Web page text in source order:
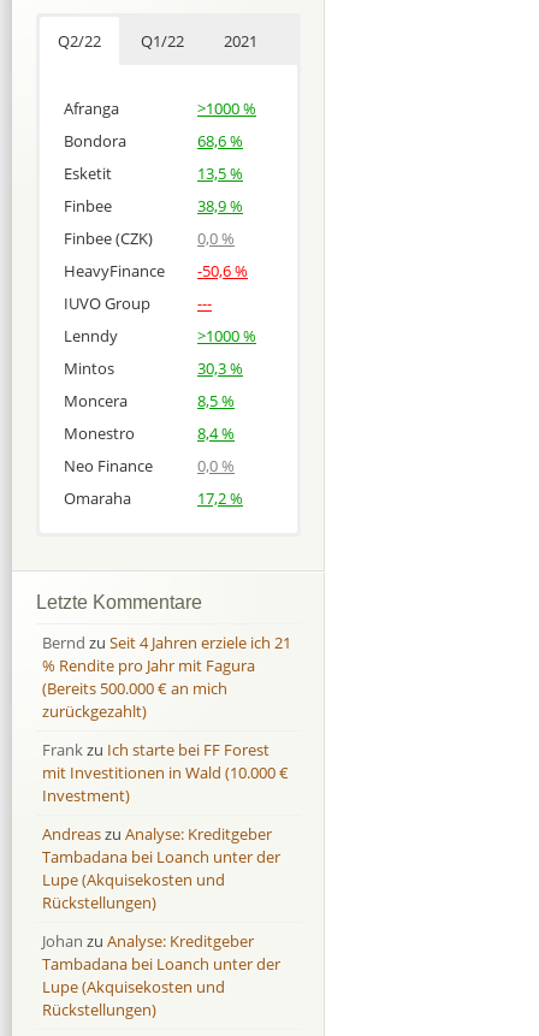
Q2/22 Q1/22 2021
Afranga
>1000 %
Bondora
68,6 %
Esketit
13,5 %
Finbee
38,9 %
Finbee (CZK)
0,0 %
HeavyFinance
-50,6 %
IUVO Group
---
Lenndy
>1000 %
Mintos
30,3 %
Moncera
8,5 %
Monestro
8,4 %
Neo Finance
0,0 %
Omaraha
17,2 %
Bondora
Finbee
43,2%
Finbee (CZK)
0,0 %
HeavyFinance
IUVO Group
-32,2 %
Lenndy
-314,6 %
Moncera
8,0 %
Monestro
9,1 %
Neo Finance
Omaraha
16,4 %
Bondora
Finbee
35,2%
Finbee (CZK)
0,0 %
HeavyFinance
IUVO Group
-55,0 %
Lenndy
146,5 %
Moncera
11,1 %
Monestro
>1000%
Neo Finance
Omaraha
18,0 %
Letzte Kommentare
Bernd zu Seit 4 Jahren erziele ich 21
% Rendite pro Jahr mit Fagura
(Bereits 500.000 € an mich
zurückgezahlt)
Frankzu Ich starte bei FF Forest
mit Investitionen in Wald (10.000 €
Investment)
Andreaszu Analyse: Kreditgeber
Tambadana bei Loanch unter der
Lupe (Akquisekosten und
Rückstellungen)
Johan zu Analyse: Kreditgeber
Tambadana bei Loanch unter der
Lupe (Akquisekosten und
Rückstellungen)